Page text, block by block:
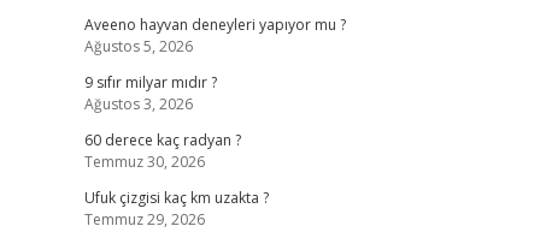
Aveeno hayvan deneyleri yapıyor mu ?
Ağustos 5, 2026
9 sıfır milyar mıdır ?
Ağustos 3, 2026
60 derece kaç radyan ?
Temmuz 30, 2026
Ufuk çizgisi kaç km uzakta ?
Temmuz 29, 2026